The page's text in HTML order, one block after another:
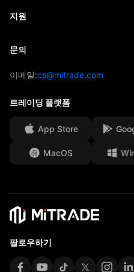
Academy
Mitrade 소개
지원
문의
이메일:cs@mitrade.com
트레이딩 플랫폼
App Store
MacOS
팔로우하기